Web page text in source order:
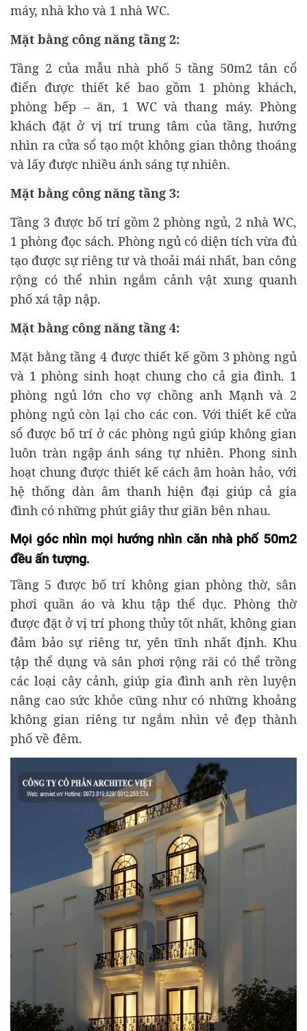
máy, nhà kho và 1 nhà WC.
Mặt bằng công năng tầng 2:
Tầng 2 của mẫu nhà phố 5 tầng 50m2 tân cổ
điển được thiết kế bao gồm 1 phòng khách,
phòng bếp – ăn, 1 WC và thang máy. Phòng
khách đặt ở vị trí trung tâm của tầng, hướng
nhìn ra cửa sổ tạo một không gian thông thoáng
và lấy được nhiều ánh sáng tự nhiên.
Mặt bằng công năng tầng 3:
Tầng 3 được bố trí gồm 2 phòng ngủ, 2 nhà WC,
1 phòng đọc sách. Phòng ngủ có diện tích vừa đủ
tạo được sự riêng tư và thoải mái nhất, ban công
rộng có thể nhìn ngắm cảnh vật xung quanh
phố xá tập nập.
Mặt bằng công năng tầng 4:
Mặt bằng tầng 4 được thiết kế gồm 3 phòng ngủ
và 1 phòng sinh hoạt chung cho cả gia đình. 1
phòng ngủ lớn cho vợ chồng anh Mạnh và 2
phòng ngủ còn lại cho các con. Với thiết kế cửa
sổ được bố trí ở các phòng ngủ giúp không gian
luôn tràn ngập ánh sáng tự nhiên. Phong sinh
hoạt chung được thiết kế cách âm hoàn hảo, với
hệ thống dàn âm thanh hiện đại giúp cả gia
đình có những phút giây thư giãn bên nhau.
Mọi góc nhìn mọi hướng nhìn căn nhà phố 50m2
đều ấn tượng.
Tầng 5 được bố trí không gian phòng thờ, sân
phơi quần áo và khu tập thể dục. Phòng thờ
được đặt ở vị trí phong thủy tốt nhất, không gian
đảm bảo sự riêng tư, yên tĩnh nhất định. Khu
tập thể dụng và sân phơi rộng rãi có thể trồng
các loại cây cảnh, giúp gia đình anh rèn luyện
nâng cao sức khỏe cũng như có những khoảng
không gian riêng tư ngắm nhìn vẻ đẹp thành
phố về đêm.